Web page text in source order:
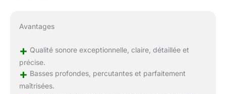
Avantages
+ Qualité sonore exceptionnelle, claire, détaillée et
précise.
+ Basses profondes, percutantes et parfaitement
maîtrisées.